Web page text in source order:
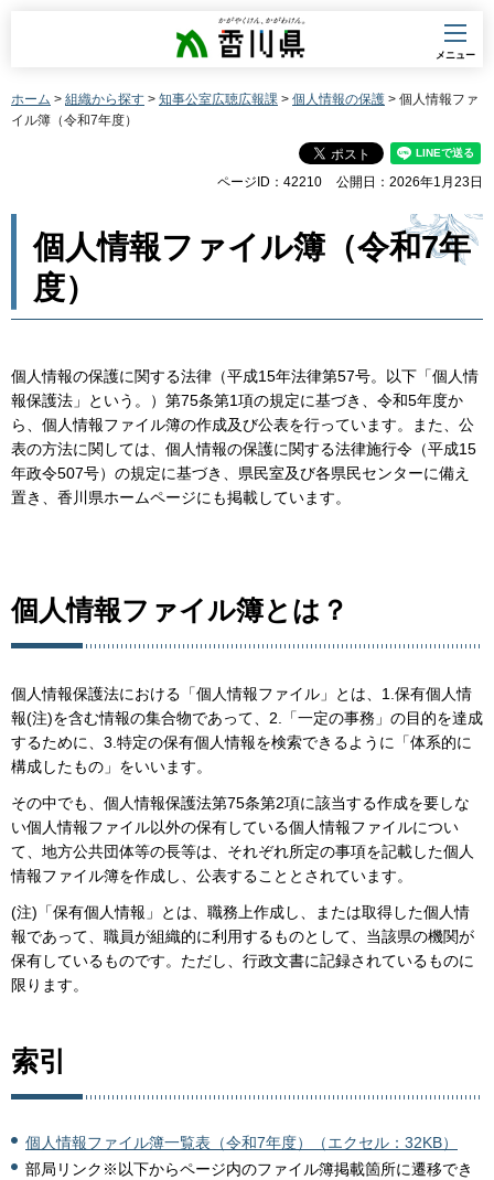
香川県
メニュー
ホーム > 組織から探す > 知事公室広聴広報課 > 個人情報の保護 > 個人情報ファ
イル簿（令和7年度）
ページID：42210 公開日：2026年1月23日
個人情報ファイル簿（令和7年
度）
個人情報の保護に関する法律（平成15年法律第57号。以下「個人情
報保護法」という。）第75条第1項の規定に基づき、令和5年度か
ら、個人情報ファイル簿の作成及び公表を行っています。また、公
表の方法に関しては、個人情報の保護に関する法律施行令（平成15
年政令507号）の規定に基づき、県民室及び各県民センターに備え
置き、香川県ホームページにも掲載しています。
個人情報ファイル簿とは？
個人情報保護法における「個人情報ファイル」とは、1.保有個人情
報(注)を含む情報の集合物であって、2.「一定の事務」の目的を達成
するために、3.特定の保有個人情報を検索できるように「体系的に
構成したもの」をいいます。
その中でも、個人情報保護法第75条第2項に該当する作成を要しな
い個人情報ファイル以外の保有している個人情報ファイルについ
て、地方公共団体等の長等は、それぞれ所定の事項を記載した個人
情報ファイル簿を作成し、公表することとされています。
(注)「保有個人情報」とは、職務上作成し、または取得した個人情
報であって、職員が組織的に利用するものとして、当該県の機関が
保有しているものです。ただし、行政文書に記録されているものに
限ります。
索引
個人情報ファイル簿一覧表（令和7年度）（エクセル：32KB）
部局リンク※以下からページ内のファイル簿掲載箇所に遷移でき